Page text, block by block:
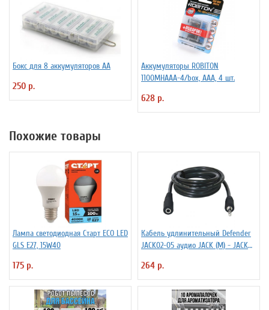
Бокс для 8 аккумуляторов АА
250 р.
Аккумуляторы ROBITON
1100MHAAA-4/box, ААА, 4 шт.
628 р.
Похожие товары
Лампа светодиодная Старт ECO LED
GLS E27, 15W40
175 р.
Кабель удлинительный Defender
JACK02-05 аудио JACK (M) - JACK
264 р.